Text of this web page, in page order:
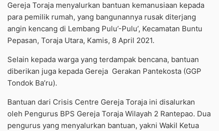
Gereja Toraja menyalurkan bantuan kemanusiaan kepada
para pemilik rumah, yang bangunannya rusak diterjang
angin kencang di Lembang Pulu’-Pulu’, Kecamatan Buntu
Pepasan, Toraja Utara, Kamis, 8 April 2021.
Selain kepada warga yang terdampak bencana, bantuan
diberikan juga kepada Gereja Gerakan Pantekosta (GGP
Tondok Ba’ru).
Bantuan dari Crisis Centre Gereja Toraja ini disalurkan
oleh Pengurus BPS Gereja Toraja Wilayah 2 Rantepao. Dua
pengurus yang menyalurkan bantuan, yakni Wakil Ketua